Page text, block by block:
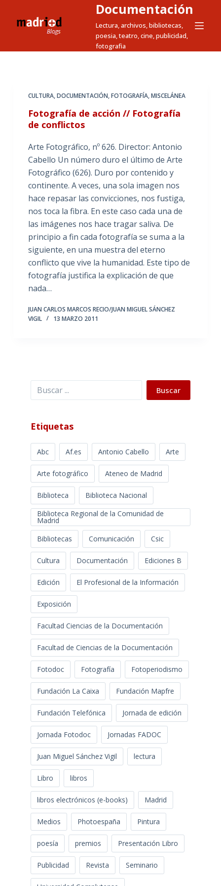
t
Documentación
Lectura, archivos, bibliotecas,
poesia, teatro, cine, publicidad,
fotografia
CULTURA,DOCUMENTACIÓN,FOTOGRAFÍA,MISCELÁNEA
Fotografía de acción // Fotografía
de conflictos
Arte Fotográfico, nº 626. Director: Antonio
Cabello Un número duro el último de Arte
Fotográfico (626). Duro por contenido y
continente. A veces, una sola imagen nos
hace repasar las convicciones, nos fustiga,
nos toca la fibra. En este caso cada una de
las imágenes nos hace tragar saliva. De
principio a fin cada fotografía se suma a la
siguiente, en una muestra del eterno
conflicto que vive la humanidad. Este tipo de
fotografía justifica la explicación de que
nada…
JUAN CARLOS MARCOS RECIO/JUAN MIGUEL SÁNCHEZ
VIGIL
13 MARZO 2011
Buscar Buscar
Etiquetas
Abc Af.es Antonio Cabello Arte
Arte fotográfico Ateneo de Madrid
Biblioteca
Biblioteca Nacional
Biblioteca Regional de la Comunidad de
Madrid
Bibliotecas
Comunicación Csic
Cultura Documentación Ediciones B
Edición El Profesional de la Información
Exposición
Facultad Ciencias de la Documentación
Facultad de Ciencias de la Documentación
Fotodoc Fotografía Fotoperiodismo
Fundación La Caixa Fundación Mapfre
Fundación Telefónica Jornada de edición
Jornada Fotodoc Jornadas FADOC
Juan Miguel Sánchez Vigil lectura
Libro libros
libros electrónicos (e-books) Madrid
Medios Photoespaña Pintura
poesía premios Presentación Libro
Publicidad Revista Seminario